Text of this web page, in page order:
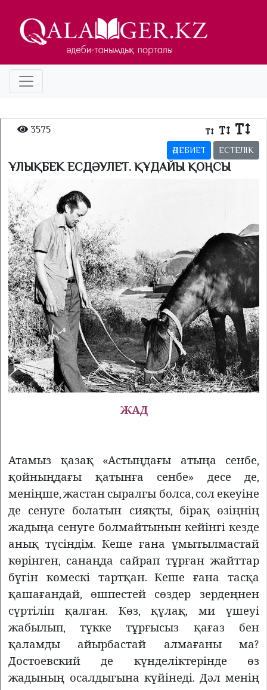
3575
ӘДЕБИЕТ ЕСТЕЛІК
ҰЛЫҚБЕК ЕСДӘУЛЕТ. ҚҰДАЙЫ ҚОҢСЫ
ЖАД
Атамыз қазақ «Астыңдағы атыңа сенбе,
қойныңдағы қатынға сенбе» десе де,
меніңше, жастан сыралғы болса, сол екеуіне
де сенуге болатын сияқты, бірақ өзіңнің
жадыңа сенуге болмайтынын кейінгі кезде
анық түсіндім. Кеше ғана ұмытылмастай
көрінген, санаңда сайрап тұрған жайттар
бүгін көмескі тартқан. Кеше ғана тасқа
қашағандай, өшпестей сөздер зердеңнен
сүртіліп қалған. Көз, құлақ, ми үшеуі
жабылып, түкке тұрғысыз қағаз бен
қаламды айырбастай алмағаны ма?
Достоевский де күнделіктерінде өз
жадының осалдығына күйінеді. Дәл менің